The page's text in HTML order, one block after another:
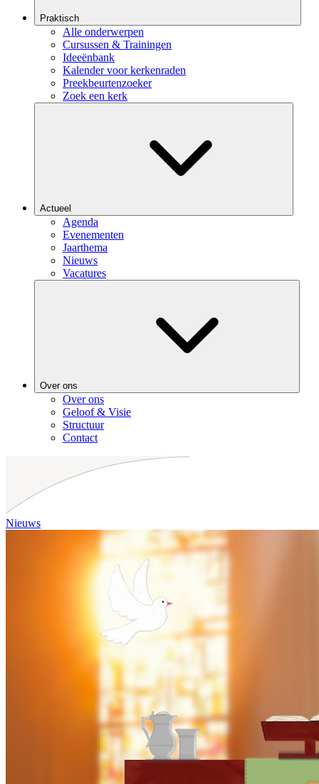
Praktisch
Alle onderwerpen
Cursussen & Trainingen
Ideeënbank
Kalender voor kerkenraden
Preekbeurtenzoeker
Zoek een kerk
Actueel
Agenda
Evenementen
Jaarthema
Nieuws
Vacatures
Over ons
Over ons
Geloof & Visie
Structuur
Contact
Nieuws